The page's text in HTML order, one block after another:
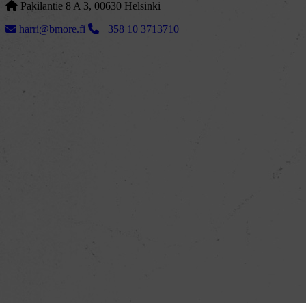
Pakilantie 8 A 3, 00630 Helsinki
harri@bmore.fi
+358 10 3713710